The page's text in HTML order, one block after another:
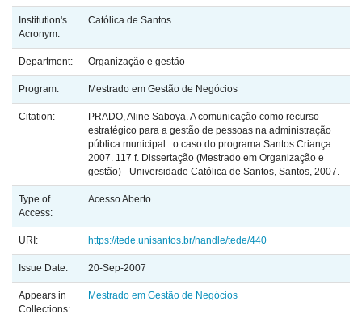
Institution's
Acronym:
Católica de Santos
Department: Organização e gestão
Program: Mestrado em Gestão de Negócios
Citation:
PRADO, Aline Saboya. A comunicação como recurso
estratégico para a gestão de pessoas na administração
pública municipal : o caso do programa Santos Criança.
2007. 117 f. Dissertação (Mestrado em Organização e
gestão) - Universidade Católica de Santos, Santos, 2007.
Type of
Access:
Acesso Aberto
URI: https://tede.unisantos.br/handle/tede/440
Issue Date: 20-Sep-2007
Appears in
Collections:
Mestrado em Gestão de Negócios